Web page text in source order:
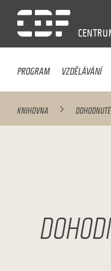
PROGRAM VZDĚLÁVÁNÍ
KNIHOVNA